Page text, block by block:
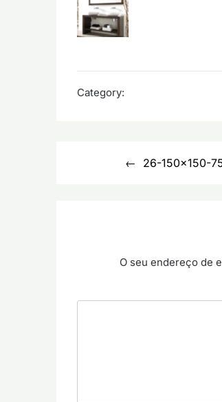
Category:
26-150×150-
O seu endereço de